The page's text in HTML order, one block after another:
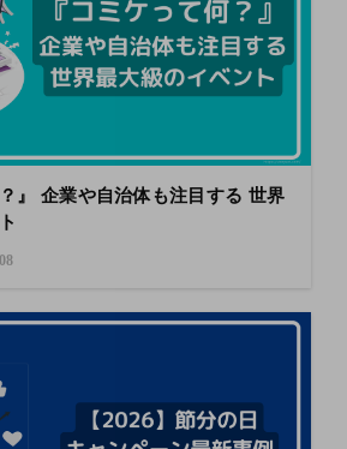
』 企業や自治体も注目する 世界